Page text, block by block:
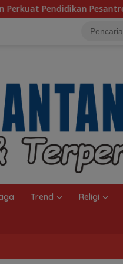
Program Beasiswa
Trend Religi